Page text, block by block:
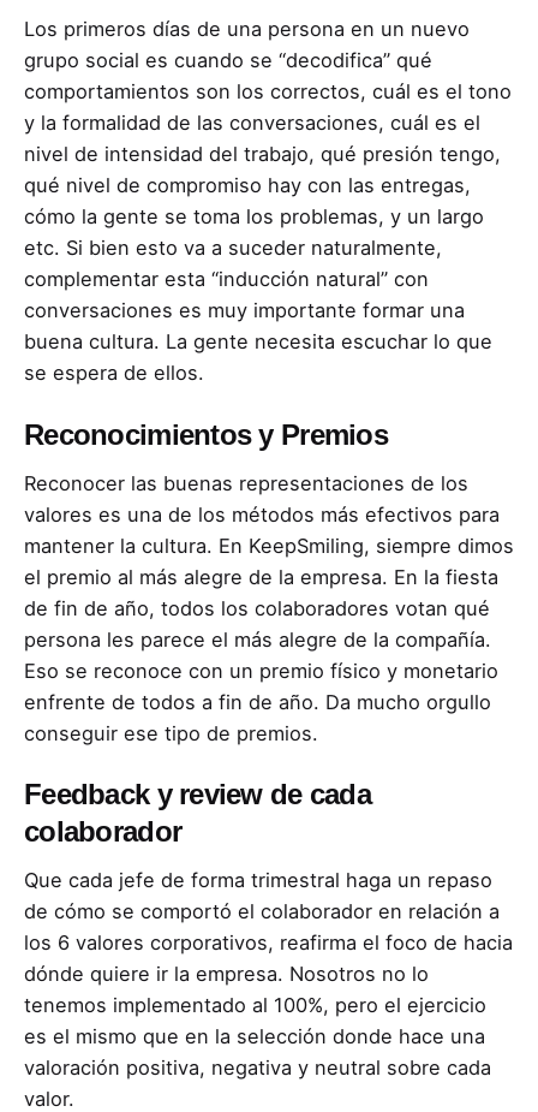
Los primeros días de una persona en un nuevo
grupo social es cuando se “decodifica” qué
comportamientos son los correctos, cuál es el tono
y la formalidad de las conversaciones, cuál es el
nivel de intensidad del trabajo, qué presión tengo,
qué nivel de compromiso hay con las entregas,
cómo la gente se toma los problemas, y un largo
etc. Si bien esto va a suceder naturalmente,
complementar esta “inducción natural” con
conversaciones es muy importante formar una
buena cultura. La gente necesita escuchar lo que
se espera de ellos.
Reconocimientos y Premios
Reconocer las buenas representaciones de los
valores es una de los métodos más efectivos para
mantener la cultura. En KeepSmiling, siempre dimos
el premio al más alegre de la empresa. En la fiesta
de fin de año, todos los colaboradores votan qué
persona les parece el más alegre de la compañía.
Eso se reconoce con un premio físico y monetario
enfrente de todos a fin de año. Da mucho orgullo
conseguir ese tipo de premios.
Feedback y review de cada
colaborador
Que cada jefe de forma trimestral haga un repaso
de cómo se comportó el colaborador en relación a
los 6 valores corporativos, reafirma el foco de hacia
dónde quiere ir la empresa. Nosotros no lo
tenemos implementado al 100%, pero el ejercicio
es el mismo que en la selección donde hace una
valoración positiva, negativa y neutral sobre cada
valor.